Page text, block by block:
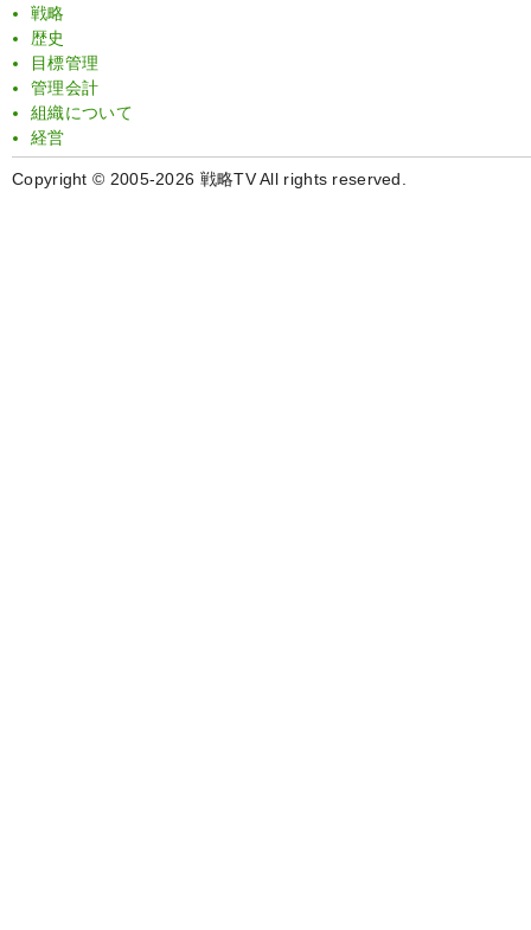
戦略
歴史
目標管理
管理会計
組織について
経営
Copyright © 2005-2026 戦略TV All rights reserved.